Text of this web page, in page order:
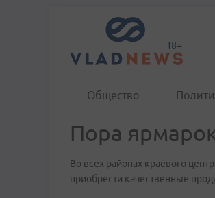
Общество
Пора
Во всех районах краевого
приобрести качественные